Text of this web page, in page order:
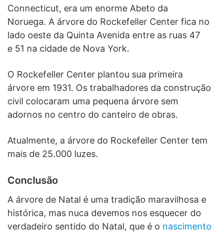
Connecticut, era um enorme Abeto da
Noruega. A árvore do Rockefeller Center fica no
lado oeste da Quinta Avenida entre as ruas 47
e 51 na cidade de Nova York.
O Rockefeller Center plantou sua primeira
árvore em 1931. Os trabalhadores da construção
civil colocaram uma pequena árvore sem
adornos no centro do canteiro de obras.
Atualmente, a árvore do Rockefeller Center tem
mais de 25.000 luzes.
Conclusão
A árvore de Natal é uma tradição maravilhosa e
histórica, mas nuca devemos nos esquecer do
verdadeiro sentido do Natal, que é o nascimento